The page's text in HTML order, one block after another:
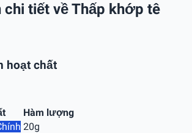
chi tiết về Thấp khớp tê
hoạt chất
Hàm lượng
20g